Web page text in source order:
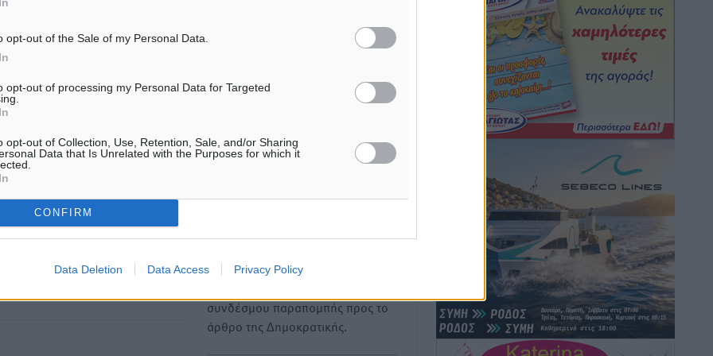
opt-out of the Sale of my Personal Data.
opt-out of processing my Personal Data for Targeted
opt-out of Collection, Use, Retention, Sale, and/or Sharing
Data that Is Unrelated with the Purposes for which it
CONFIRM
Data Deletion Data Access Privacy Policy
Χαρ. Ναβροζίδης στον RV «Σε
Περιφέρεια της
χώρας» Δημοπρατείται το έργο
· 18:37
περιορισμοί παραμένουν –
08.08.26 · 18:21
Η Δημοκρατική δεν υιοθετεί
όποια σχόλια θεωρούμε
Χρήστες που δεν τηρούν
είναι απαραίτητη η χρήση του
συνδέσμου παραπομπής προς το
άρθρο της Δημοκρατικής.
καιρικά φαινόμενα δεν υπάρχουν
περιθώρια εφησυχασμού
• πριν 1 ώρα
Στον Άγιο Νικόλαο Χάλκης ανοίγει
ξανά το ανανεωμένο εκκλησιαστικό
μουσείο από τη Λέσχη Lions Χάλκης
Ρόδος: «Βουλιάζει» από τουρίστες –
Πάνω από 1 εκατ. επιβάτες και 55
κρουαζιερόπλοια
Τοπικές Ειδήσεις• πριν 1 ώρα
Γ’ Εθνική Κατηγορία: Οι ημερομηνίες
των αγωνιστικών της κανονικής
περιόδου
Αθλητικά• πριν 7 ώρες